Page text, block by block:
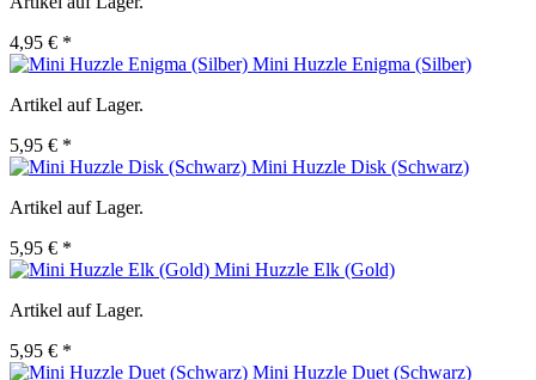
4,95 € *
Mini Huzzle Enigma (Silber)
Artikel auf Lager.
5,95 € *
Mini Huzzle Disk (Schwarz)
Artikel auf Lager.
5,95 € *
Mini Huzzle Elk (Gold)
Artikel auf Lager.
5,95 € *
Mini Huzzle Duet (Schwarz)